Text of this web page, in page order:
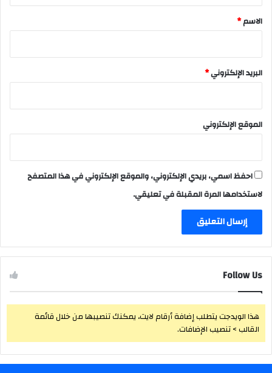
*
الاسم*
البريد الإلكتروني*
الموقع الإلكتروني
احفظ اسمي، بريدي الإلكتروني، والموقع الإلكتروني في هذا المتصفح
لاستخدامها المرة المقبلة في تعليقي.
Follow Us
هذا الويدجت يتطلب إضافة أرقام لايت، يمكنك تنصيبها من خلال قائمة
القالب > تنصيب الإضافات.